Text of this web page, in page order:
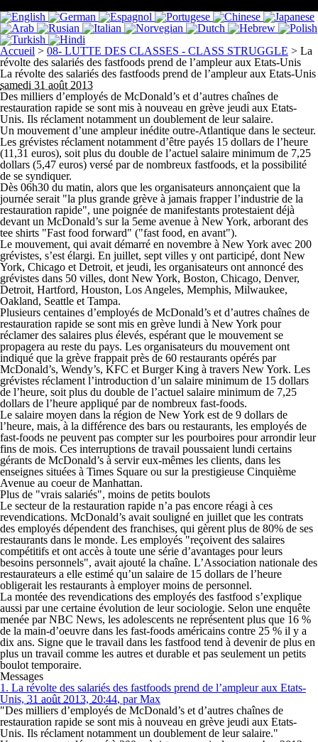
Accueil > 08- LUTTE DES CLASSES - CLASS STRUGGLE > La
révolte des salariés des fastfoods prend de l’ampleur aux Etats-Unis
La révolte des salariés des fastfoods prend de l’ampleur aux Etats-Unis
samedi 31 août 2013
Des milliers d’employés de McDonald’s et d’autres chaînes de
restauration rapide se sont mis à nouveau en grève jeudi aux Etats-
Unis. Ils réclament notamment un doublement de leur salaire.
Un mouvement d’une ampleur inédite outre-Atlantique dans le secteur.
Les grévistes réclament notamment d’être payés 15 dollars de l’heure
(11,31 euros), soit plus du double de l’actuel salaire minimum de 7,25
dollars (5,47 euros) versé par de nombreux fastfoods, et la possibilité
de se syndiquer.
Dès 06h30 du matin, alors que les organisateurs annonçaient que la
journée serait "la plus grande grève à jamais frapper l’industrie de la
restauration rapide", une poignée de manifestants protestaient déjà
devant un McDonald’s sur la 5eme avenue à New York, arborant des
tee shirts "Fast food forward" ("fast food, en avant").
Le mouvement, qui avait démarré en novembre à New York avec 200
grévistes, s’est élargi. En juillet, sept villes y ont participé, dont New
York, Chicago et Detroit, et jeudi, les organisateurs ont annoncé des
grévistes dans 50 villes, dont New York, Boston, Chicago, Denver,
Detroit, Hartford, Houston, Los Angeles, Memphis, Milwaukee,
Oakland, Seattle et Tampa.
Plusieurs centaines d’employés de McDonald’s et d’autres chaînes de
restauration rapide se sont mis en grève lundi à New York pour
réclamer des salaires plus élevés, espérant que le mouvement se
propagera au reste du pays. Les organisateurs du mouvement ont
indiqué que la grève frappait près de 60 restaurants opérés par
McDonald’s, Wendy’s, KFC et Burger King à travers New York. Les
grévistes réclament l’introduction d’un salaire minimum de 15 dollars
de l’heure, soit plus du double de l’actuel salaire minimum de 7,25
dollars de l’heure appliqué par de nombreux fast-foods.
Le salaire moyen dans la région de New York est de 9 dollars de
l’heure, mais, à la différence des bars ou restaurants, les employés de
fast-foods ne peuvent pas compter sur les pourboires pour arrondir leur
fins de mois. Ces interruptions de travail poussaient lundi certains
gérants de McDonald’s à servir eux-mêmes les clients, dans les
enseignes situées à Times Square ou sur la prestigieuse Cinquième
Avenue au coeur de Manhattan.
Plus de "vrais salariés", moins de petits boulots
Le secteur de la restauration rapide n’a pas encore réagi à ces
revendications. McDonald’s avait souligné en juillet que les contrats
des employés dépendent des franchises, qui gèrent plus de 80% de ses
restaurants dans le monde. Les employés "reçoivent des salaires
compétitifs et ont accès à toute une série d’avantages pour leurs
besoins personnels", avait ajouté la chaîne. L’Association nationale des
restaurateurs a elle estimé qu’un salaire de 15 dollars de l’heure
obligerait les restaurants à employer moins de personnel.
La montée des revendications des employés des fastfood s’explique
aussi par une certaine évolution de leur sociologie. Selon une enquête
menée par NBC News, les adolescents ne représentent plus que 16 %
de la main-d’oeuvre dans les fast-foods américains contre 25 % il y a
dix ans. Signe que le travail dans les fastfood tend à devenir de plus en
plus un travail comme les autres et durable et pas seulement un petits
boulot temporaire.
Messages
1. La révolte des salariés des fastfoods prend de l’ampleur aux Etats-
Unis, 31 août 2013, 20:44, parMax
"Des milliers d’employés de McDonald’s et d’autres chaînes de
restauration rapide se sont mis à nouveau en grève jeudi aux Etats-
Unis. Ils réclament notamment un doublement de leur salaire."